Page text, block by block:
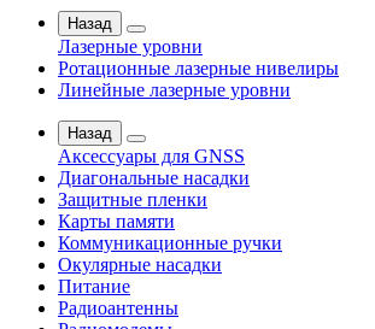
Назад
Лазерные уровни
Ротационные лазерные нивелиры
Линейные лазерные уровни
Назад
Аксессуары для GNSS
Диагональные насадки
Защитные пленки
Карты памяти
Коммуникационные ручки
Окулярные насадки
Питание
Радиоантенны